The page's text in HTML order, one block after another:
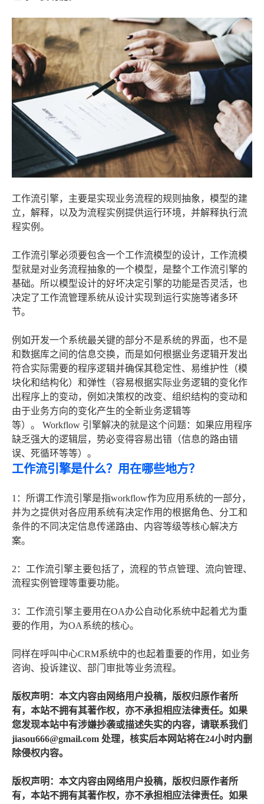
工作流引擎，主要是实现业务流程的规则抽象，模型的建
立，解释，以及为流程实例提供运行环境，并解释执行流
程实例。
工作流引擎必须要包含一个工作流模型的设计，工作流模
型就是对业务流程抽象的一个模型，是整个工作流引擎的
基础。所以模型设计的好坏决定引擎的功能是否灵活，也
决定了工作流管理系统从设计实现到运行实施等诸多环
节。
例如开发一个系统最关键的部分不是系统的界面，也不是
和数据库之间的信息交换，而是如何根据业务逻辑开发出
符合实际需要的程序逻辑并确保其稳定性、易维护性（模
块化和结构化）和弹性（容易根据实际业务逻辑的变化作
出程序上的变动，例如决策权的改变、组织结构的变动和
由于业务方向的变化产生的全新业务逻辑等
等）。 Workflow 引擎解决的就是这个问题：如果应用程序
缺乏强大的逻辑层，势必变得容易出错（信息的路由错
误、死循环等等）。
工作流引擎是什么？用在哪些地方？
1：所谓工作流引擎是指workflow作为应用系统的一部分，
并为之提供对各应用系统有决定作用的根据角色、分工和
条件的不同决定信息传递路由、内容等级等核心解决方
案。
2：工作流引擎主要包括了，流程的节点管理、流向管理、
流程实例管理等重要功能。
3：工作流引擎主要用在OA办公自动化系统中起着尤为重
要的作用，为OA系统的核心。
同样在呼叫中心CRM系统中的也起着重要的作用，如业务
咨询、投诉建议、部门审批等业务流程。
版权声明：本文内容由网络用户投稿，版权归原作者所
有，本站不拥有其著作权，亦不承担相应法律责任。如果
您发现本站中有涉嫌抄袭或描述失实的内容，请联系我们
jiasou666@gmail.com 处理，核实后本网站将在24小时内删
除侵权内容。
版权声明：本文内容由网络用户投稿，版权归原作者所
有，本站不拥有其著作权，亦不承担相应法律责任。如果